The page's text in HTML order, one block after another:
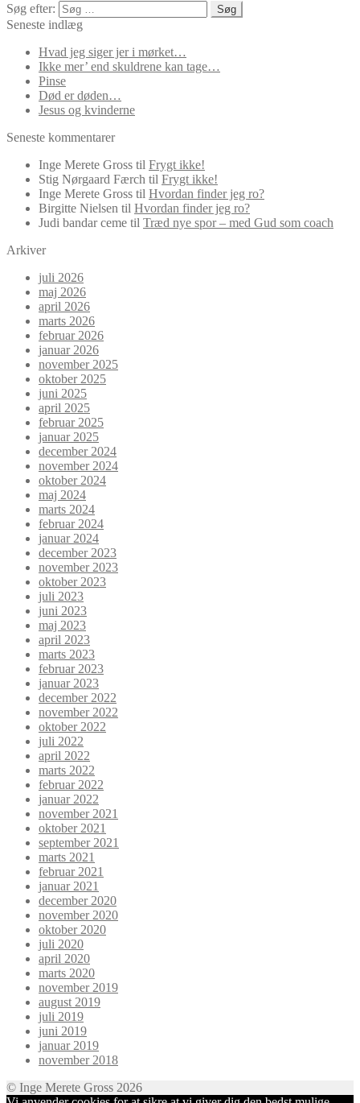
Søg efter:
Seneste indlæg
Hvad jeg siger jer i mørket…
Ikke mer’ end skuldrene kan tage…
Pinse
Død er døden…
Jesus og kvinderne
Seneste kommentarer
Inge Merete Gross til Frygt ikke!
Stig Nørgaard Færch til Frygt ikke!
Inge Merete Gross til Hvordan finder jeg ro?
Birgitte Nielsen til Hvordan finder jeg ro?
Judi bandar ceme til Træd nye spor – med Gud som coach
Arkiver
juli 2026
maj 2026
april 2026
marts 2026
februar 2026
januar 2026
november 2025
oktober 2025
juni 2025
april 2025
februar 2025
januar 2025
december 2024
november 2024
oktober 2024
maj 2024
marts 2024
februar 2024
januar 2024
december 2023
november 2023
oktober 2023
juli 2023
juni 2023
maj 2023
april 2023
marts 2023
februar 2023
januar 2023
december 2022
november 2022
oktober 2022
juli 2022
april 2022
marts 2022
februar 2022
januar 2022
november 2021
oktober 2021
september 2021
marts 2021
februar 2021
januar 2021
december 2020
november 2020
oktober 2020
juli 2020
april 2020
marts 2020
november 2019
august 2019
juli 2019
juni 2019
januar 2019
november 2018
© Inge Merete Gross 2026